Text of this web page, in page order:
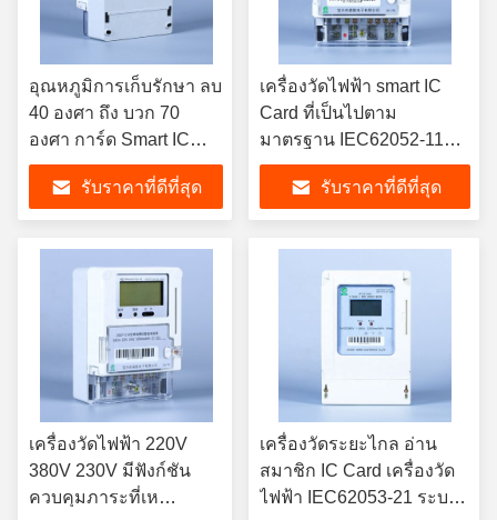
อุณหภูมิการเก็บรักษา ลบ
40 องศา ถึง บวก 70
องศา การ์ด Smart IC
เครื่องวัดไฟฟ้าที่มีจอ
LCD LED ออกแบบเพื่อ
วัดพลังงาน
รับราคาที่ดีที่สุด
เครื่องวัดไฟฟ้า smart IC
Card ที่เป็นไปตาม
มาตรฐาน IEC62052-11
พร้อมจอ LCD และฟังก์ชัน
การอ่านจากระยะไกลของ
เครื่องวัด
รับราคาที่ดีที่สุด
เครื่องวัดไฟฟ้า 220V
380V 230V มีฟังก์ชัน
ควบคุมภาระที่เห
เครื่องวัดระยะไกล อ่าน
สมาชิก IC Card เครื่องวัด
ไฟฟ้า IEC62053-21 ระบบ